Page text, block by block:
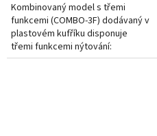
Kombinovaný model s třemi
funkcemi (COMBO-3F) dodávaný v
plastovém kufříku disponuje
třemi funkcemi nýtování:
nýtovacími maticemi, nýtovacími